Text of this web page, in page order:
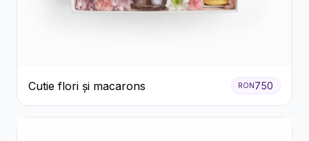
Cutie flori și macarons RON 750